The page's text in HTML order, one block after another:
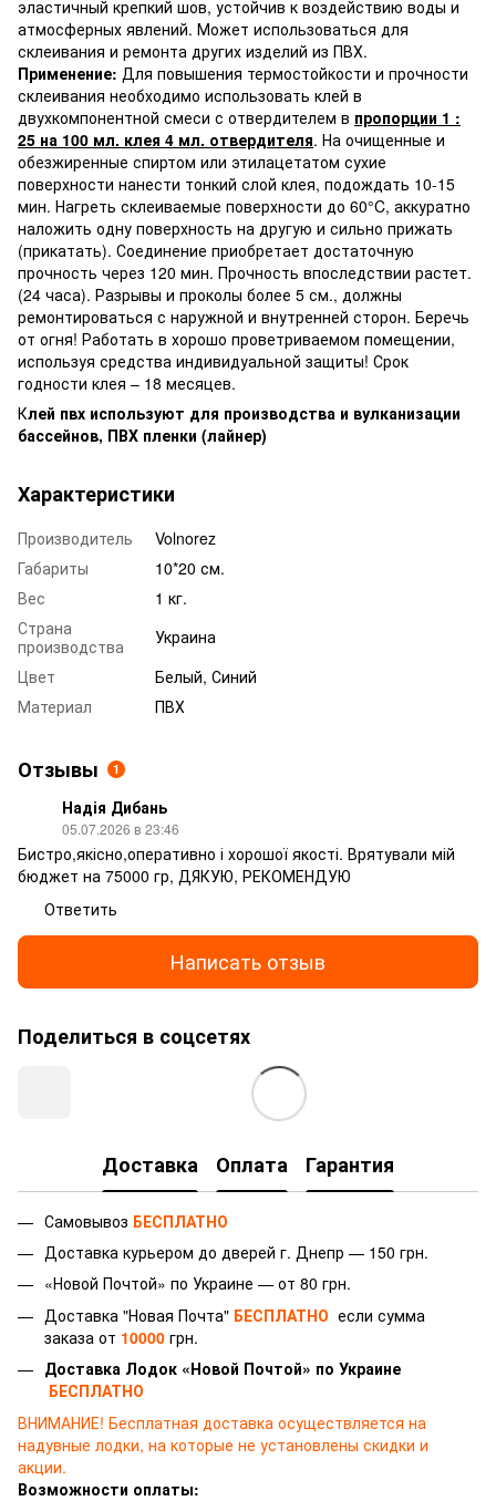
эластичный крепкий шов, устойчив к воздействию воды и
атмосферных явлений. Может использоваться для
склеивания и ремонта других изделий из ПВХ.
Применение: Для повышения термостойкости и прочности
склеивания необходимо использовать клей в
двухкомпонентной смеси с отвердителем в пропорции 1 :
25 на 100 мл. клея 4 мл. отвердителя. На очищенные и
обезжиренные спиртом или этилацетатом сухие
поверхности нанести тонкий слой клея, подождать 10-15
мин. Нагреть склеиваемые поверхности до 60°C, аккуратно
наложить одну поверхность на другую и сильно прижать
(прикатать). Соединение приобретает достаточную
прочность через 120 мин. Прочность впоследствии растет.
(24 часа). Разрывы и проколы более 5 см., должны
ремонтироваться с наружной и внутренней сторон. Беречь
от огня! Работать в хорошо проветриваемом помещении,
используя средства индивидуальной защиты! Срок
годности клея – 18 месяцев.
Клей пвх используют для производства и вулканизации
бассейнов, ПВХ пленки (лайнер)
Характеристики
Производитель
Volnorez
Габариты
10*20 см.
Вес
1 кг.
Страна
производства
Украина
Цвет
Белый, Синий
Материал
ПВХ
Отзывы 1
Надія Дибань
05.07.2026 в 23:46
Бистро,якісно,оперативно і хорошої якості. Врятували мій
бюджет на 75000 гр, ДЯКУЮ, РЕКОМЕНДУЮ
Ответить
Написать отзыв
Поделиться в соцсетях
Доставка Оплата Гарантия
Самовывоз БЕСПЛАТНО
Доставка курьером до дверей г. Днепр — 150 грн.
«Новой Почтой» по Украине — от 80 грн.
Доставка "Новая Почта" БЕСПЛАТНО если сумма
заказа от 10000 грн.
Доставка Лодок «Новой Почтой» по Украине
БЕСПЛАТНО
ВНИМАНИЕ! Бесплатная доставка осуществляется на
надувные лодки, на которые не установлены скидки и
акции.
Возможности оплаты: